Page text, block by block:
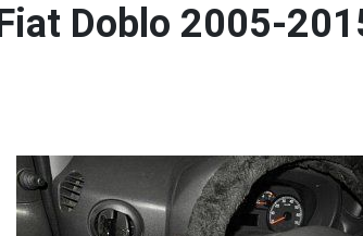
Doblo 2005-